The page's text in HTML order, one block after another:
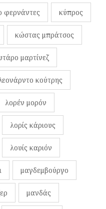
φερνάντες κύπρος
κώστας μπράτσος
μαρτίνεζ
κούτρης
λορέν μορόν
λορίς κάριους
λουίς καριόν
μαγδεμβούργο
μανδάς